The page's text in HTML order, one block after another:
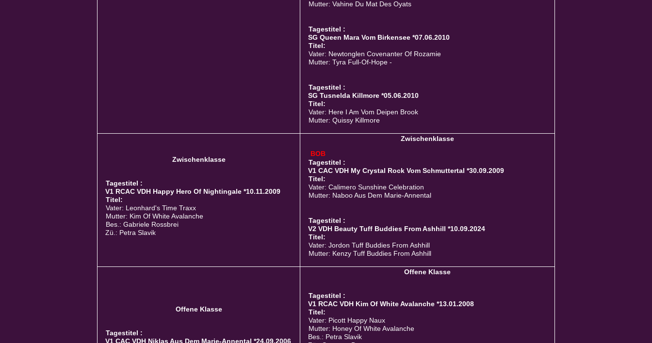
Mutter: Vahine Du Mat Des Oyats
Tagestitel :
SG Queen Mara Vom Birkensee *07.06.2010
Titel:
Vater: Newtonglen Covenanter Of Rozamie
Mutter: Tyra Full-Of-Hope -
Tagestitel :
SG Tusnelda Killmore *05.06.2010
Titel:
Vater: Here I Am Vom Deipen Brook
Mutter: Quissy Killmore
Zwischenklasse
Tagestitel :
V1 RCAC VDH Happy Hero Of Nightingale *10.11.2009
Titel:
Vater: Leonhard's Time Traxx
Mutter: Kim Of White Avalanche
Bes.: Gabriele Rossbrei
Zü.: Petra Slavik
Zwischenklasse
BOB
Tagestitel :
V1 CAC VDH My Crystal Rock Vom Schmuttertal *30.09.2009
Titel:
Vater: Calimero Sunshine Celebration
Mutter: Naboo Aus Dem Marie-Annental
Tagestitel :
V2 VDH Beauty Tuff Buddies From Ashhill *10.09.2024
Titel:
Vater: Jordon Tuff Buddies From Ashhill
Mutter: Kenzy Tuff Buddies From Ashhill
Offene Klasse
Tagestitel :
V1 CAC VDH Niklas Aus Dem Marie-Annental *24.09.2006
Offene Klasse
Tagestitel :
V1 RCAC VDH Kim Of White Avalanche *13.01.2008
Titel:
Vater: Picott Happy Naux
Mutter: Honey Of White Avalanche
Bes.: Petra Slavik